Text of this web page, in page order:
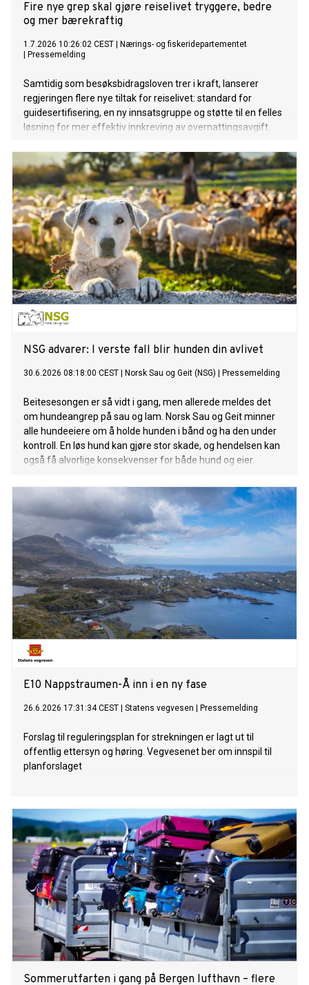
Fire nye grep skal gjøre reiselivet tryggere, bedre
og mer bærekraftig
1.7.2026 10:26:02 CEST
Nærings- og fiskeridepartementet
Pressemelding
Samtidig som besøksbidragsloven trer i kraft, lanserer
regjeringen flere nye tiltak for reiselivet: standard for
guidesertifisering, en ny innsatsgruppe og støtte til en felles
løsning for mer effektiv innkreving av overnattingsavgift.
NSG advarer: I verste fall blir hunden din avlivet
30.6.2026 08:18:00 CEST Norsk Sau og Geit (NSG) Pressemelding
Beitesesongen er så vidt i gang, men allerede meldes det
om hundeangrep på sau og lam. Norsk Sau og Geit minner
alle hundeeiere om å holde hunden i bånd og ha den under
kontroll. En løs hund kan gjøre stor skade, og hendelsen kan
også få alvorlige konsekvenser for både hund og eier.
E10 Nappstraumen-Å inn i en ny fase
26.6.2026 17:31:34 CEST Statens vegvesen Pressemelding
Forslag til reguleringsplan for strekningen er lagt ut til
offentlig ettersyn og høring. Vegvesenet ber om innspil til
planforslaget
Sommerutfarten i gang på Bergen lufthavn – flere